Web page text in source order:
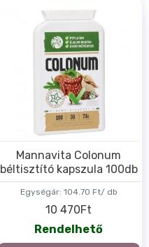
Egységár: 104.70 Ft/ db
Mannavita Colonum
béltisztító kapszula 100db
10 470Ft
Rendelhető